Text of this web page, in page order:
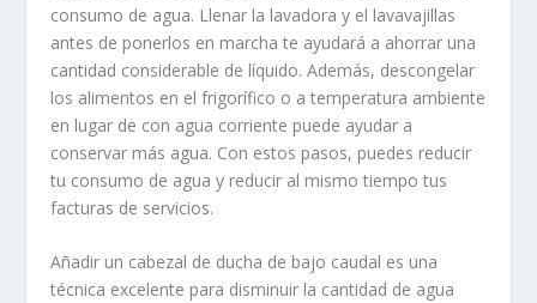
consumo de agua. Llenar la lavadora y el lavavajillas
antes de ponerlos en marcha te ayudará a ahorrar una
cantidad considerable de líquido. Además, descongelar
los alimentos en el frigorífico o a temperatura ambiente
en lugar de con agua corriente puede ayudar a
conservar más agua. Con estos pasos, puedes reducir
tu consumo de agua y reducir al mismo tiempo tus
facturas de servicios.
Añadir un cabezal de ducha de bajo caudal es una
técnica excelente para disminuir la cantidad de agua